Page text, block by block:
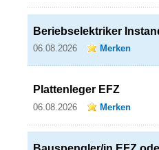
Beriebselektriker
06.08.2026 Merken
Plattenleger EFZ
06.08.2026 Merken